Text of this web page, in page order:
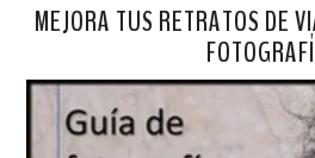
MEJORA TUS RETRATOS DE